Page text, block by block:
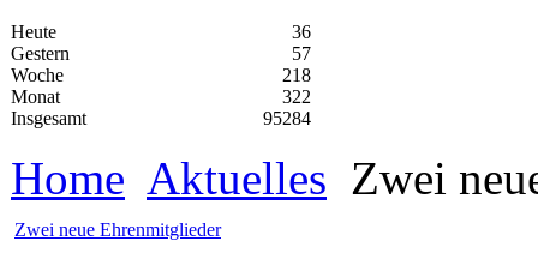
Heute
36
Gestern
57
Woche
218
Monat
322
Insgesamt
95284
Home Aktuelles Zwei
Zwei neue Ehrenmitglieder